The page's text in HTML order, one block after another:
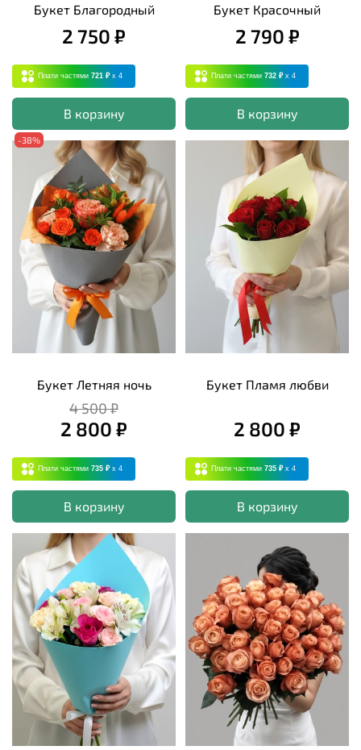
Букет Благородный
2 750 ₽
Плати частями 721 ₽ x 4
В корзину
Букет Красочный
2 790 ₽
Плати частями 732 ₽ x 4
В корзину
-38%
Букет Летняя ночь
4 500 ₽
2 800 ₽
Плати частями 735 ₽ x 4
В корзину
Букет Пламя любви
2 800 ₽
Плати частями 735 ₽ x 4
В корзину